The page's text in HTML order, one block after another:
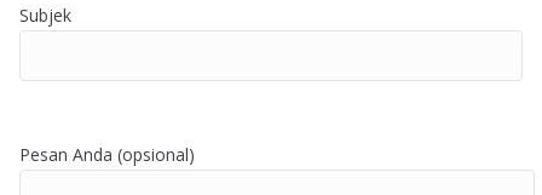
Subjek
Pesan Anda (opsional)